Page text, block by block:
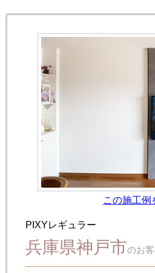
この施工例
PIXYレギュラー
兵庫県神戸市のお